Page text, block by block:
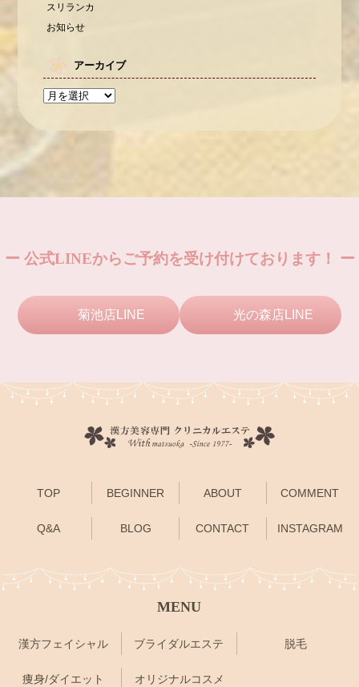
スリランカ
お知らせ
アーカイブ
ー 公式LINEからご予約を受け付けております！ ー
菊池店LINE 光の森店LINE
TOP BEGINNER ABOUT COMMENT
Q&A BLOG CONTACT INSTAGRAM
MENU
漢方フェイシャル ブライダルエステ 脱毛
痩身/ダイエット オリジナルコスメ